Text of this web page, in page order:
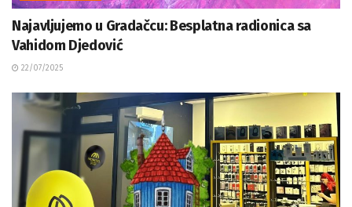
Najavljujemo u Gradačcu: Besplatna radionica sa
Vahidom Djedović
22/07/2025